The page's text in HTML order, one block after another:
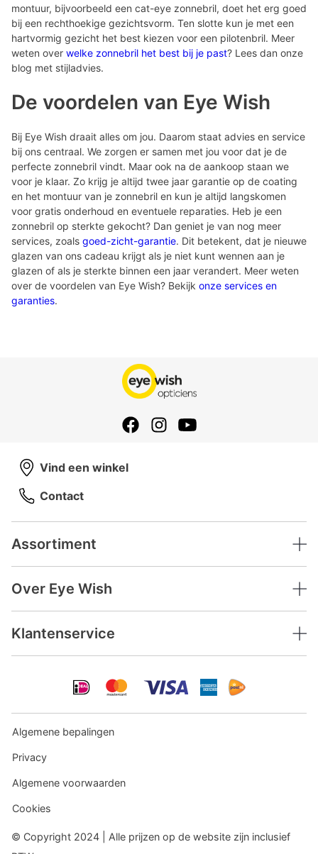
montuur, bijvoorbeeld een cat-eye zonnebril, doet het erg goed
bij een rechthoekige gezichtsvorm. Ten slotte kun je met een
hartvormig gezicht het best kiezen voor een pilotenbril. Meer
weten over welke zonnebril het best bij je past? Lees dan onze
blog met stijladvies.
De voordelen van Eye Wish
Bij Eye Wish draait alles om jou. Daarom staat advies en service
bij ons centraal. We zorgen er samen met jou voor dat je de
perfecte zonnebril vindt. Maar ook na de aankoop staan we
voor je klaar. Zo krijg je altijd twee jaar garantie op de coating
en het montuur van je zonnebril en kun je altijd langskomen
voor gratis onderhoud en eventuele reparaties. Heb je een
zonnebril op sterkte gekocht? Dan geniet je van nog meer
services, zoals goed-zicht-garantie. Dit betekent, dat je nieuwe
glazen van ons cadeau krijgt als je niet kunt wennen aan je
glazen of als je sterkte binnen een jaar verandert. Meer weten
over de voordelen van Eye Wish? Bekijk onze services en
garanties.
Assortiment
Over Eye Wish
Klantenservice
Vind een winkel
Contact
© Copyright 2024 | Alle prijzen op de website zijn inclusief
Algemene bepalingen
Privacy
Algemene voorwaarden
Cookies